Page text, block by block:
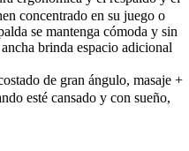
concentrado en su juego o
se mantenga cómoda y sin
brinda espacio adicional
de gran ángulo, masaje +
esté cansado y con sueño,